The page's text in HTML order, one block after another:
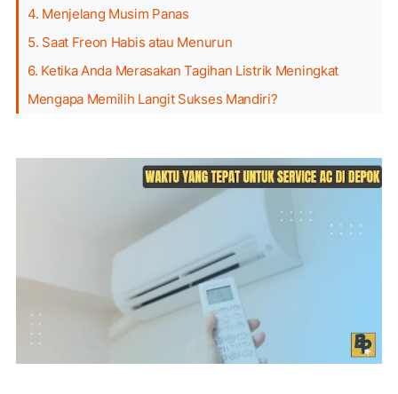
4. Menjelang Musim Panas
5. Saat Freon Habis atau Menurun
6. Ketika Anda Merasakan Tagihan Listrik Meningkat
Mengapa Memilih Langit Sukses Mandiri?